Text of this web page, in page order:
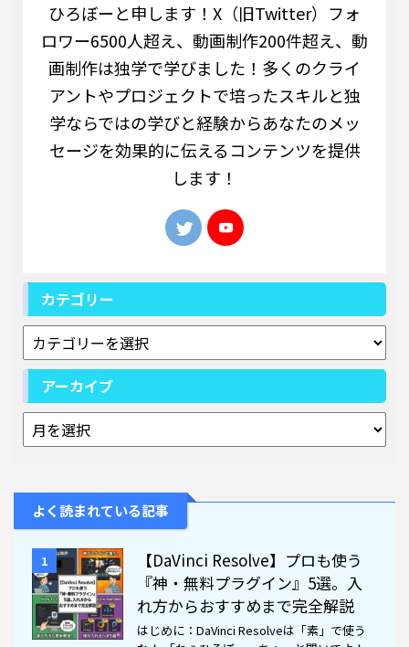
ひろぼーと申します！X（旧Twitter）フォ
ロワー6500人超え、動画制作200件超え、動
画制作は独学で学びました！多くのクライ
アントやプロジェクトで培ったスキルと独
学ならではの学びと経験からあなたのメッ
セージを効果的に伝えるコンテンツを提供
します！
カテゴリー
アーカイブ
よく読まれている記事
1
【DaVinci Resolve】プロも使う
『神・無料プラグイン』5選。入
れ方からおすすめまで完全解説
はじめに：DaVinci Resolveは「素」で使う